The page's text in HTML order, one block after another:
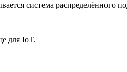
система распределённого
для IoT.